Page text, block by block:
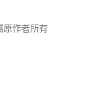
原作者所有